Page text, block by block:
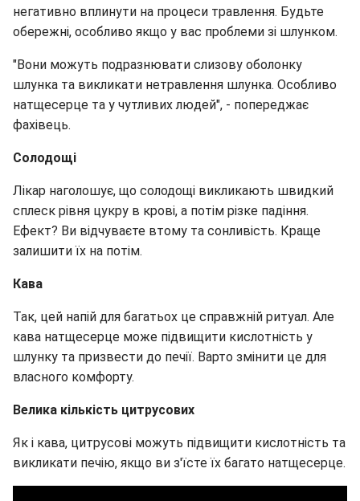
негативно вплинути на процеси травлення. Будьте
обережні, особливо якщо у вас проблеми зі шлунком.
"Вони можуть подразнювати слизову оболонку
шлунка та викликати нетравлення шлунка. Особливо
натщесерце та у чутливих людей", - попереджає
фахівець.
Солодощі
Лікар наголошує, що солодощі викликають швидкий
сплеск рівня цукру в крові, а потім різке падіння.
Ефект? Ви відчуваєте втому та сонливість. Краще
залишити їх на потім.
Кава
Так, цей напій для багатьох це справжній ритуал. Але
кава натщесерце може підвищити кислотність у
шлунку та призвести до печії. Варто змінити це для
власного комфорту.
Велика кількість цитрусових
Як і кава, цитрусові можуть підвищити кислотність та
викликати печію, якщо ви з'їсте їх багато натщесерце.